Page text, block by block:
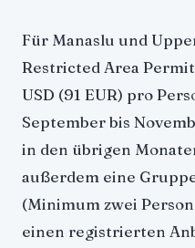
Für Manaslu und
Restricted Area
USD (91 EUR) pro
September bis
in den übrigen
außerdem eine
(Minimum zwei
einen registrierten